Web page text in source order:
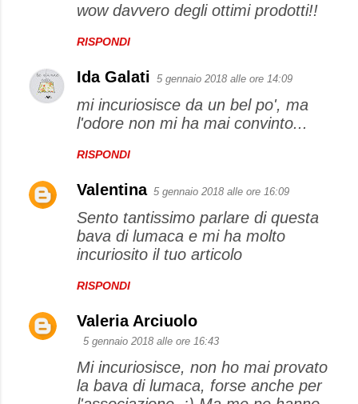
wow davvero degli ottimi prodotti!!
RISPONDI
Ida Galati 5 gennaio 2018 alle ore 14:09
mi incuriosisce da un bel po', ma
l'odore non mi ha mai convinto...
RISPONDI
Valentina 5 gennaio 2018 alle ore 16:09
Sento tantissimo parlare di questa
bava di lumaca e mi ha molto
incuriosito il tuo articolo
RISPONDI
Valeria Arciuolo
5 gennaio 2018 alle ore 16:43
Mi incuriosisce, non ho mai provato
la bava di lumaca, forse anche per